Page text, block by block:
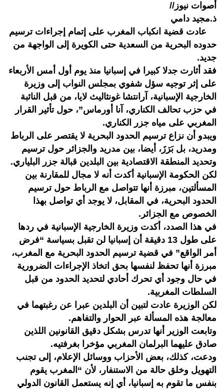
أصوات نيوز//
ذ.مجيد دامي
عادت قضية انكباب المغرب على إتمام إجراءات ترسيم
حدوده البحرية من السعدية حتى الكويرة إلى الواجهة من
جديد.
فقد أثارت جدلا كبيرا في إسبانيا منذ يوم أول أمس الأربعاء
على إثر توجيه سؤل شفوي بمجلس النواب إلى وزيرة
الخارجية الإسبانية، آرانتشا غونثاليث لايا، من قبل النائبة
في حزب تحالف الكناري، آنا أورماس”، حول تأثير القرار
المغربي على مياه جزر الكناري.
ويبدو أن نزاع ترسيم الحدود البحرية لا يقتصر على الرباط
ومدريد، بل بَرَزَ، أيضا، بين مدريد والجزائر حول ترسيم
وتحديد المنطقة الاقتصادية بين البلدين قبالة جزر البلياري.
لكن الحكومة الإسبانية أكدت أنه لا مجال للمقارنة بين
المسألتين، مبرزة أنها تتواصل مع الرباط حول ترسيم
الحدود البحرية، في المقابل، لا يوجد أي تواصل بهذا
الخصوص مع الجزائر.
في هذا الصدد، أكدت وزيرة الخارجية الإسبانية في ردها
على طول 13 دقيقة أن إسبانيا لن تقبل بسياسة “فرض
أمر الواقع” في قضية ترسيم الحدود البحرية مع المغرب،
مبرزة أنها تحفظ لنفسها بحق اتخاذ الإجراءات الضرورية
في حال وجود أي تحرك أحادي لتحديد الحدود من قبل
السلطات المغربية.
لكن الوزيرة عادت لتبين أن البلدين عبرا عن رغبتهما في
معالجة هذه المسألة عبر الحوار والتفاهم.
وتابعت الوزير أنها تدرس بشكل دقيق القانونين اللذين
صادق عليهما البرلمان المغربي مؤخرا بغرفتيه.
ودعت، كذلك، بعض الأحزاب ووسائل الإعلام، إلى تجنب
التهويل وخلق حالة من الاستنفار، لأن “المغرب يقوم
بنفس ما تقوم به إسبانيا، أي إنه يستعمل القانون الدولي